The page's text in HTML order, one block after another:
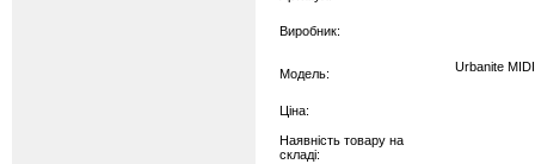
Виробник:
Модель: Urbanite
Ціна:
Наявність товару на
складі: